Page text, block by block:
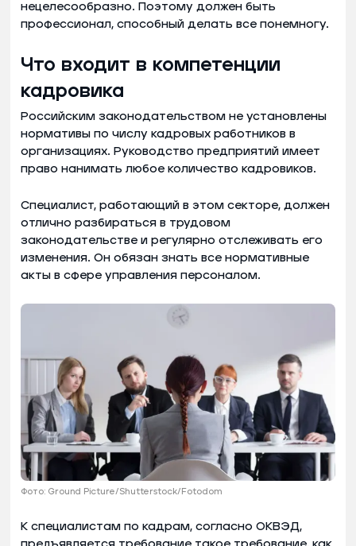
нецелесообразно. Поэтому должен быть
профессионал, способный делать все понемногу.
Что входит в компетенции
кадровика
Российским законодательством не установлены
нормативы по числу кадровых работников в
организациях. Руководство предприятий имеет
право нанимать любое количество кадровиков.
Специалист, работающий в этом секторе, должен
отлично разбираться в трудовом
законодательстве и регулярно отслеживать его
изменения. Он обязан знать все нормативные
акты в сфере управления персоналом.
Фото: Ground Picture/Shutterstock/Fotodom
К специалистам по кадрам, согласно ОКВЭД,